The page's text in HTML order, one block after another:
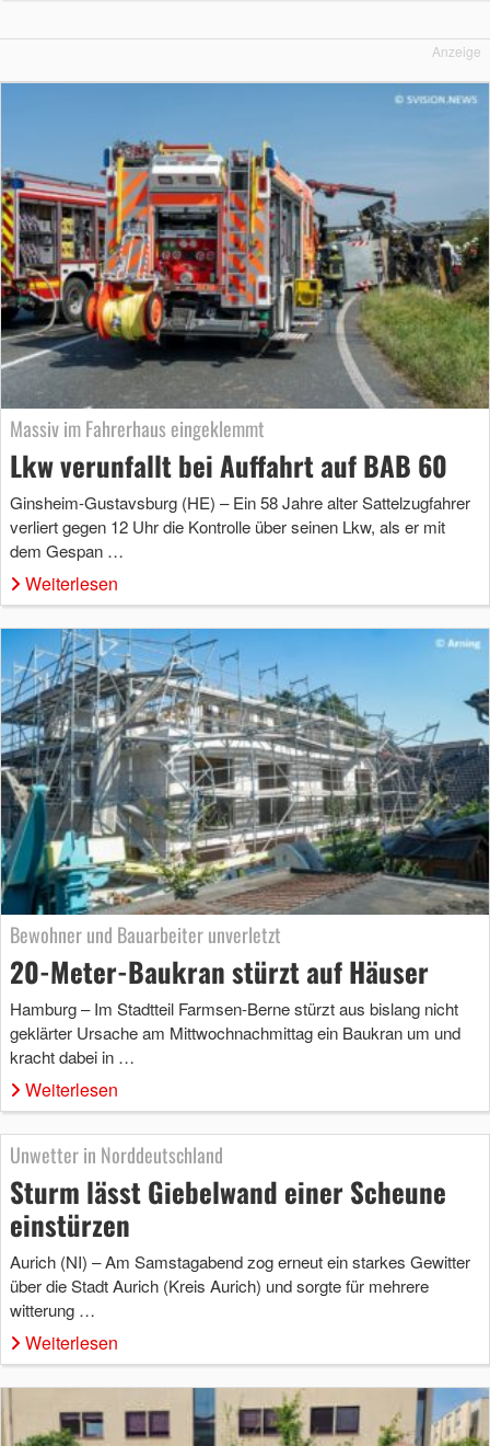
Anzeige
Massiv im Fahrerhaus eingeklemmt
Lkw verunfallt bei Auffahrt auf BAB 60
Ginsheim-Gustavsburg (HE) – Ein 58 Jahre alter Sattelzugfahrer
verliert gegen 12 Uhr die Kontrolle über seinen Lkw, als er mit
dem Gespan …
Weiterlesen
Bewohner und Bauarbeiter unverletzt
20-Meter-Baukran stürzt auf Häuser
Hamburg – Im Stadtteil Farmsen-Berne stürzt aus bislang nicht
geklärter Ursache am Mittwochnachmittag ein Baukran um und
kracht dabei in …
Weiterlesen
Unwetter in Norddeutschland
Sturm lässt Giebelwand einer Scheune
einstürzen
Aurich (NI) – Am Samstagabend zog erneut ein starkes Gewitter
über die Stadt Aurich (Kreis Aurich) und sorgte für mehrere
witterung …
Weiterlesen